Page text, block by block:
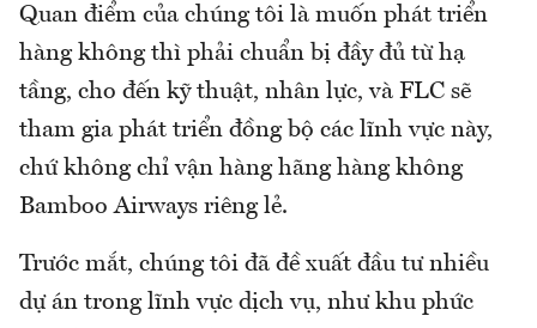
Quan điểm của chúng tôi là muốn phát triển
hàng không thì phải chuẩn bị đầy đủ từ hạ
tầng, cho đến kỹ thuật, nhân lực, và FLC sẽ
tham gia phát triển đồng bộ các lĩnh vực này,
chứ không chỉ vận hàng hãng hàng không
Bamboo Airways riêng lẻ.
Trước mắt, chúng tôi đã đề xuất đầu tư nhiều
dự án trong lĩnh vực dịch vụ, như khu phức